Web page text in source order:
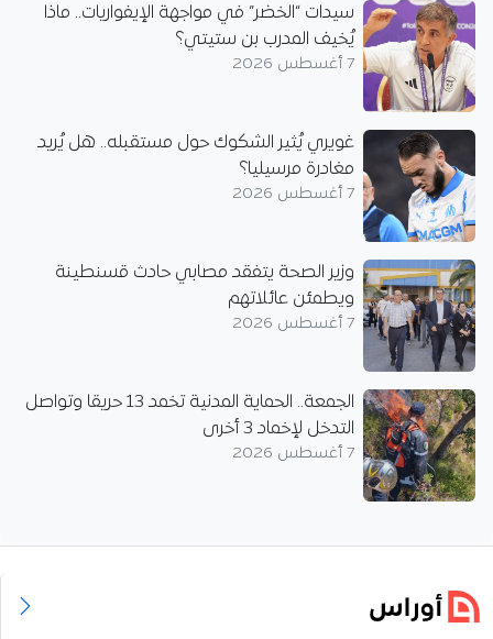
سيدات “الخضر” في مواجهة الإيفواريات.. ماذا
يُخيف المدرب بن ستيتي؟
7 أغسطس 2026
غويري يُثير الشكوك حول مستقبله.. هل يُريد
مغادرة مرسيليا؟
7 أغسطس 2026
وزير الصحة يتفقد مصابي حادث قسنطينة
ويطمئن عائلاتهم
7 أغسطس 2026
الجمعة.. الحماية المدنية تخمد 13 حريقا وتواصل
التدخل لإخماد 3 أخرى
7 أغسطس 2026